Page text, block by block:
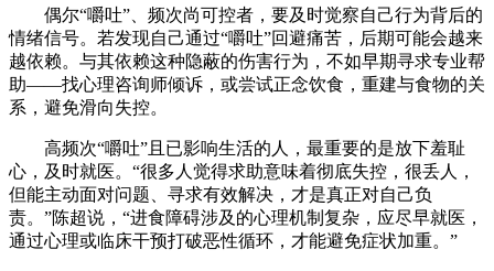
偶尔“嚼吐”、频次尚可控者，要及时觉察自己行为背后的
情绪信号。若发现自己通过“嚼吐”回避痛苦，后期可能会越来
越依赖。与其依赖这种隐蔽的伤害行为，不如早期寻求专业帮
助——找心理咨询师倾诉，或尝试正念饮食，重建与食物的关
系，避免滑向失控。
高频次“嚼吐”且已影响生活的人，最重要的是放下羞耻
心，及时就医。“很多人觉得求助意味着彻底失控，很丢人，
但能主动面对问题、寻求有效解决，才是真正对自己负
责。”陈超说，“进食障碍涉及的心理机制复杂，应尽早就医，
通过心理或临床干预打破恶性循环，才能避免症状加重。”